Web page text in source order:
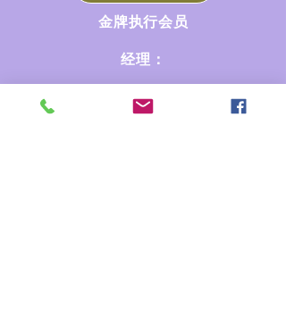
金牌执行会员
经理：
区域性